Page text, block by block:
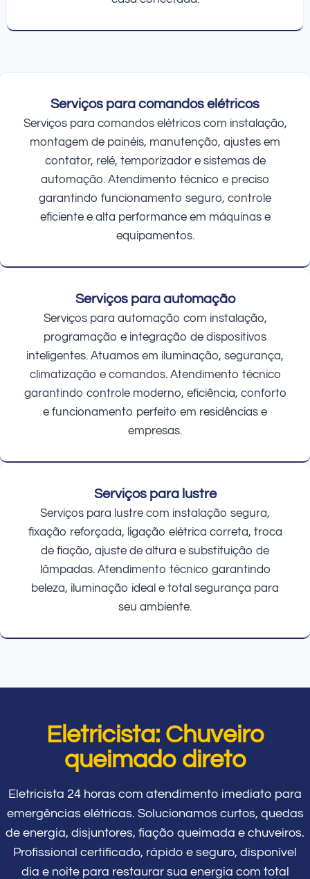
Serviços para comandos elétricos
Serviços para comandos elétricos com instalação,
montagem de painéis, manutenção, ajustes em
contator, relé, temporizador e sistemas de
automação. Atendimento técnico e preciso
garantindo funcionamento seguro, controle
eficiente e alta performance em máquinas e
equipamentos.
Serviços para automação
Serviços para automação com instalação,
programação e integração de dispositivos
inteligentes. Atuamos em iluminação, segurança,
climatização e comandos. Atendimento técnico
garantindo controle moderno, eficiência, conforto
e funcionamento perfeito em residências e
empresas.
Serviços para lustre
Serviços para lustre com instalação segura,
fixação reforçada, ligação elétrica correta, troca
de fiação, ajuste de altura e substituição de
lâmpadas. Atendimento técnico garantindo
beleza, iluminação ideal e total segurança para
seu ambiente.
Eletricista: Chuveiro
queimado direto
Eletricista 24 horas com atendimento imediato para
emergências elétricas. Solucionamos curtos, quedas
de energia, disjuntores, fiação queimada e chuveiros.
Profissional certificado, rápido e seguro, disponível
dia e noite para restaurar sua energia com total